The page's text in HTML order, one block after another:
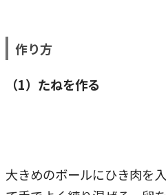
作り方
（1）たねを作る
大きめのボールにひき肉を